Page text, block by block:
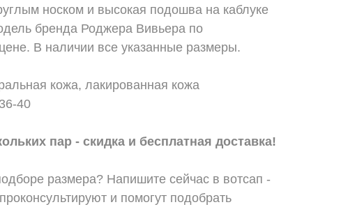
носком и высокая подошва на каблуке
бренда Роджера Вивьера по
В наличии все указанные размеры.
кожа, лакированная кожа
36-40
пар - скидка и бесплатная доставка!
размера? Напишите сейчас в вотсап -
и помогут подобрать